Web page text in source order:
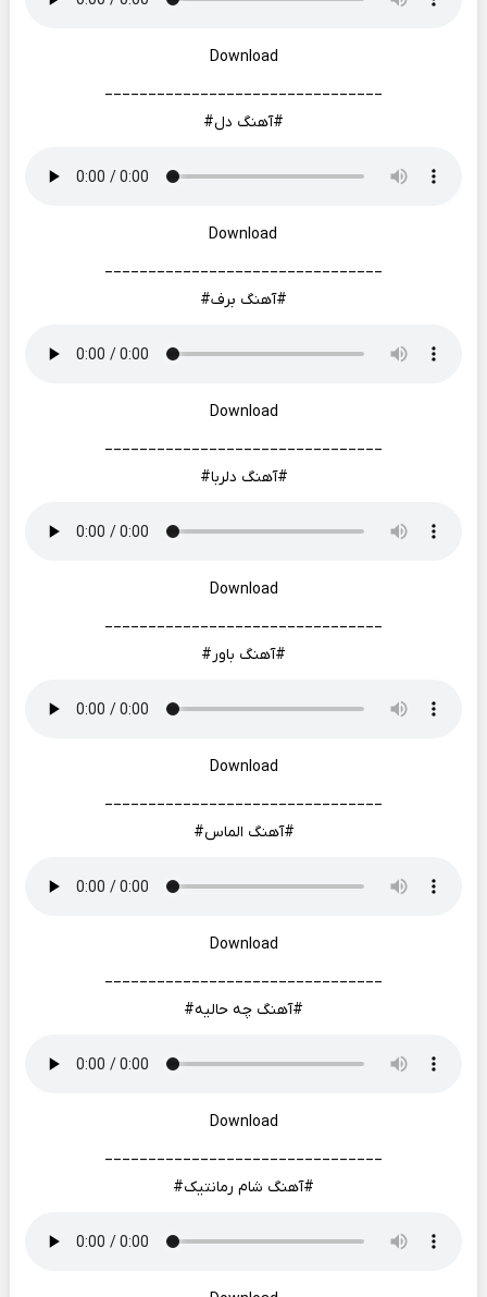
Download
________________________________
#آهنگ دل#
Download
________________________________
#آهنگ برف#
Download
________________________________
#آهنگ دلربا#
Download
________________________________
#آهنگ باور#
Download
________________________________
#آهنگ الماس#
Download
________________________________
#آهنگ چه حالیه#
Download
________________________________
#آهنگ شام رمانتیک#